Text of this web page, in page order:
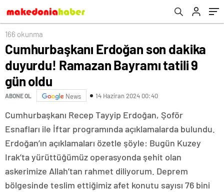
166 okunma
Cumhurbaşkanı Erdoğan son dakika
duyurdu! Ramazan Bayramı tatili 9
gün oldu
ABONE OL News 14 Haziran 2024 00:40
Cumhurbaşkanı Recep Tayyip Erdoğan, Şoför
Esnafları ile İftar programında açıklamalarda bulundu.
Erdoğan’ın açıklamaları özetle şöyle: Bugün Kuzey
Irak’ta yürüttüğümüz operasyonda şehit olan
askerimize Allah’tan rahmet diliyorum. Deprem
bölgesinde teslim ettiğimiz afet konutu sayısı 76 bini